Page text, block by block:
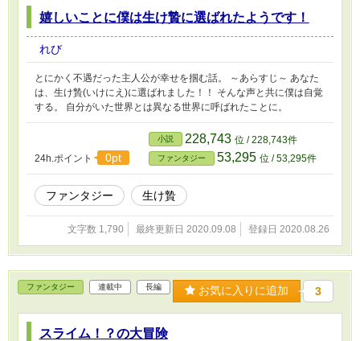
嬉しいことに僕は生け贄に選ばれたようです！
れび
とにかく不遇だった主人公が幸せを掴む話。 ～あらすじ～ あなた
は、生け贄(いけにえ)に選ばれました！！ そんな声と共に僕は自覚
する。 自分がいた世界とは異なる世界に呼ばれたことに。
24h.ポイント 0pt
小説 228,743 位 / 228,743件
ファンタジー 53,295 位 / 53,295件
ファンタジー 生け贄
文字数 1,790 最終更新日 2020.09.08 登録日 2020.08.26
ファンタジー 連載中 長編 お気に入りに追加 3
スライム！？の大冒険